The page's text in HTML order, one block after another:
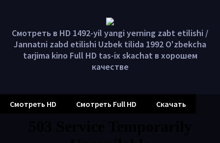
Смотреть в HD 1492-yil yangi yerning zabt etilishi /
Jannatni zabd etilishi Uzbek tilida 1992 O'zbekcha
tarjima kino Full HD tas-ix skachat в хорошем
качестве
Смотреть HD Смотреть Full HD Скачать